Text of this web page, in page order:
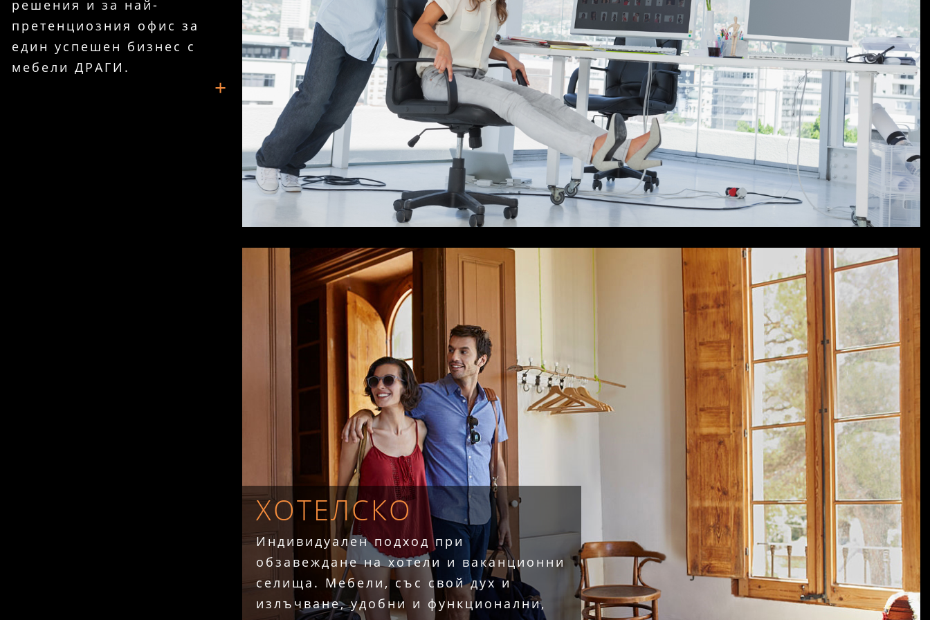
решения и за най-
претенциозния офис за
един успешен бизнес с
мебели ДРАГИ.
+
ХОТЕЛСКО
Индивидуален подход при
обзавеждане на хотели и ваканционни
селища. Мебели, със свой дух и
излъчване, удобни и функционални,